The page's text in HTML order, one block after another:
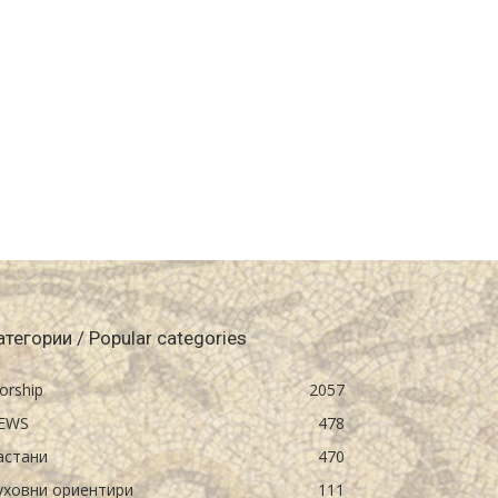
/ Popular categories
2057
478
470
ориентири
111